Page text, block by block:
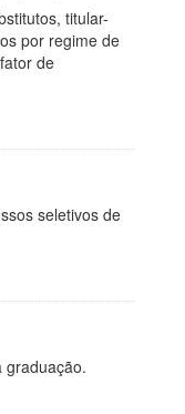
titular-
por regime de
de
seletivos de
graduação.